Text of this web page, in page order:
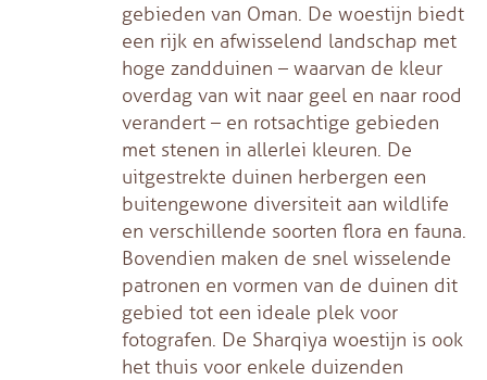
gebieden van Oman. De woestijn biedt
een rijk en afwisselend landschap met
hoge zandduinen – waarvan de kleur
overdag van wit naar geel en naar rood
verandert – en rotsachtige gebieden
met stenen in allerlei kleuren. De
uitgestrekte duinen herbergen een
buitengewone diversiteit aan wildlife
en verschillende soorten flora en fauna.
Bovendien maken de snel wisselende
patronen en vormen van de duinen dit
gebied tot een ideale plek voor
fotografen. De Sharqiya woestijn is ook
het thuis voor enkele duizenden